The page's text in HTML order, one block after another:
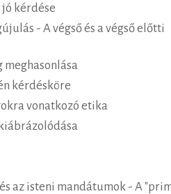
jó kérdése
- A végső és a végső előtti
meghasonlása
kérdésköre
vonatkozó etika
az isteni mandátumok - A